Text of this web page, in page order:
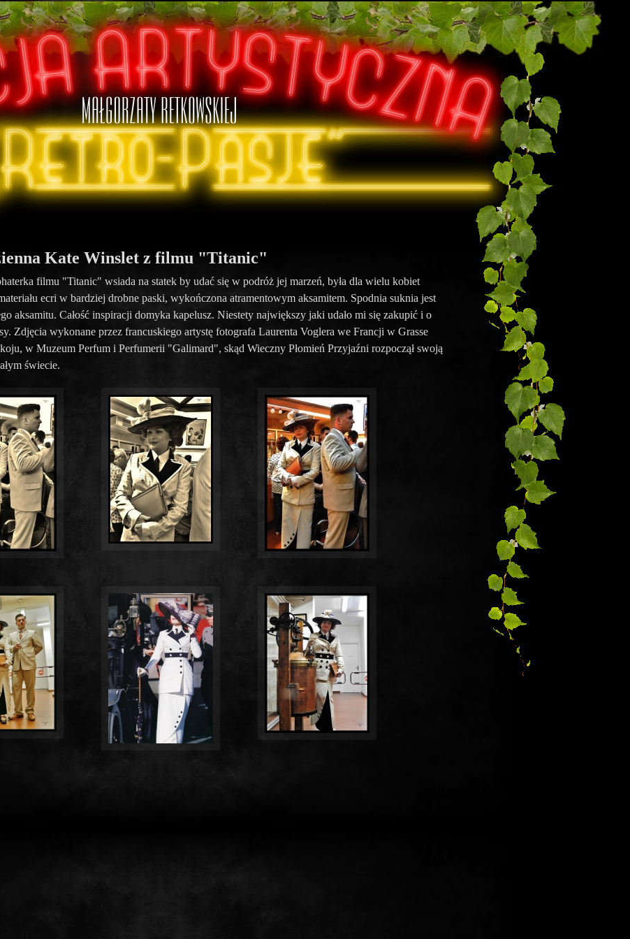
Kate Winslet z filmu "Titanic"
filmu "Titanic" wsiada na statek by udać się w podróż jej marzeń, była dla wielu kobiet
ecri w bardziej drobne paski, wykończona atramentowym aksamitem. Spodnia suknia jest
aksamitu. Całość inspiracji domyka kapelusz. Niestety największy jaki udało mi się zakupić i o
Zdjęcia wykonane przez francuskiego artystę fotografa Laurenta Voglera we Francji w Grasse
w Muzeum Perfum i Perfumerii "Galimard", skąd Wieczny Płomień Przyjaźni rozpoczął swoją
świecie.